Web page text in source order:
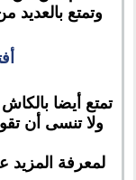
وتمتع بالعديد
تمتع أيضا
ولا تنسى أن
لمعرفة المزيد